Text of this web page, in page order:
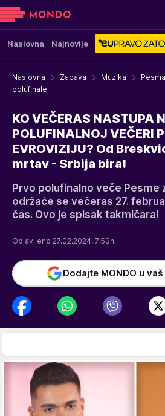
Naslovna Najnovije
Naslovna Zabava Muzika
polufinale
KO VEČERAS NASTUPA
POLUFINALNOJ VEČERI
EVROVIZIJU? Od
mrtav - Srbija bira!
Prvo polufinalno veče Pesme
održaće se večeras 27.
čas. Ovo je spisak takmičara!
Objavljeno 27.02.2024. 7:53h
Dodajte MONDO u